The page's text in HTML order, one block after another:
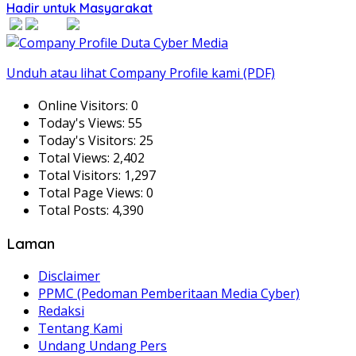
Hadir untuk Masyarakat
Unduh atau lihat Company Profile kami (PDF)
Online Visitors: 0
Today's Views: 55
Today's Visitors: 25
Total Views: 2,402
Total Visitors: 1,297
Total Page Views: 0
Total Posts: 4,390
Laman
Disclaimer
PPMC (Pedoman Pemberitaan Media Cyber)
Redaksi
Tentang Kami
Undang Undang Pers